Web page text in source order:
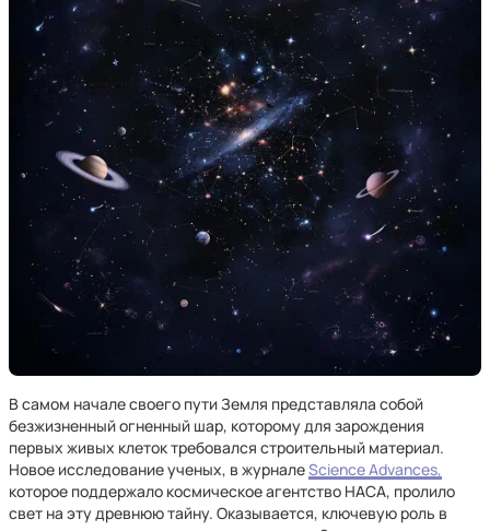
В самом начале своего пути Земля представляла собой
безжизненный огненный шар, которому для зарождения
первых живых клеток требовался строительный материал.
Новое исследование ученых, в журналеScience Advances,
которое поддержало космическое агентство НАСА, пролило
свет на эту древнюю тайну. Оказывается, ключевую роль в